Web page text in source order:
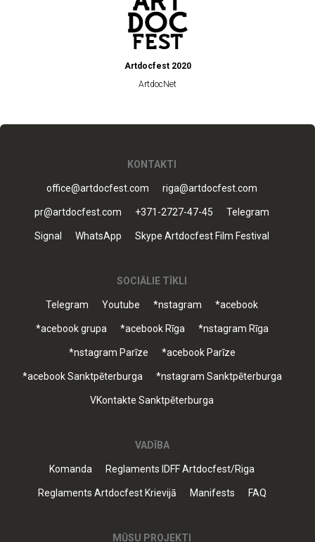
Artdocfest 2020
ArtdocNet
KONTAKTI
office@artdocfest.com riga@artdocfest.com
pr@artdocfest.com +371-2727-47-45 Telegram
Signal WhatsApp Skype Artdocfest Film Festival
SOCIĀLIE TĪKLI
Telegram Youtube *nstagram *acebook
*acebook grupa *acebook Rīga *nstagram Rīga
*nstagram Parīze *acebook Parīze
*acebook Sanktpēterburga *nstagram Sanktpēterburga
VKontakte Sanktpēterburga
VADĪBA
Komanda Reglaments IDFF Artdocfest/Riga
Reglaments Artdocfest Krievijā Manifests FAQ
MŪSU PROJEKTI